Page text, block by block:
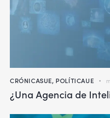
CRÓNICASUE, POLÍTICAUE
¿Una Agencia de